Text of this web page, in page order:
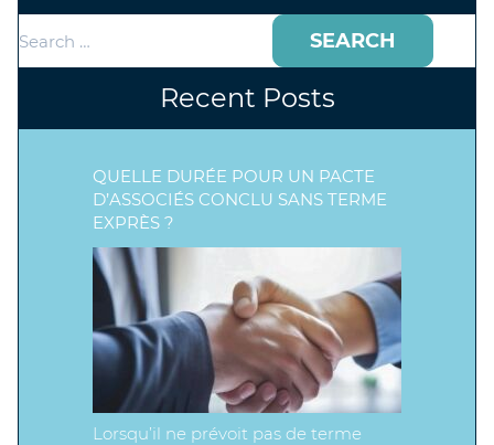
for:
Recent Posts
QUELLE DURÉE POUR UN PACTE
D’ASSOCIÉS CONCLU SANS TERME
EXPRÈS ?
Lorsqu’il ne prévoit pas de terme